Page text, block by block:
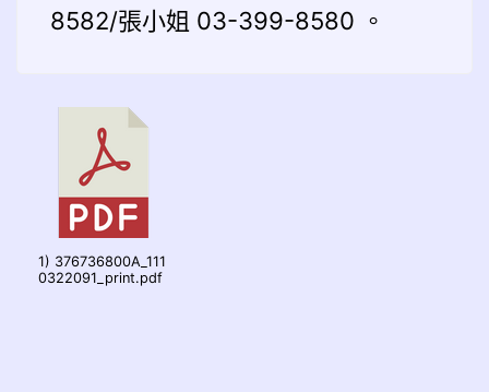
8582/張小姐 03-399-8580 。
1) 376736800A_111
0322091_print.pdf